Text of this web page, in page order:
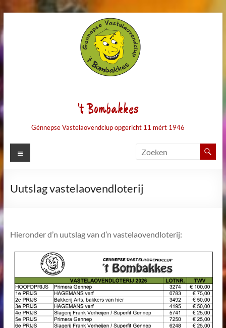
naar
inhoud
't Bombakkes
Génnepse Vastelaovendclup opgericht 11 mért 1946
Menu
Uutslag vastelaovendloterij
Hieronder d’n uutslag van d’n vastelaovendloterij: